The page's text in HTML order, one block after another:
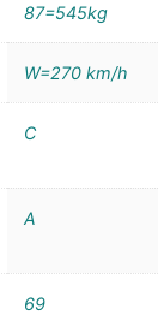
87=545kg
W=270 km/h
C
A
69